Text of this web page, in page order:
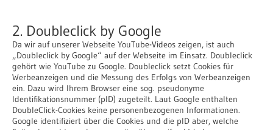
2. Doubleclick by Google
Da wir auf unserer Webseite YouTube-Videos zeigen, ist auch
„Doubleclick by Google“ auf der Webseite im Einsatz. Doubleclick
gehört wie YouTube zu Google. Doubleclick setzt Cookies für
Werbeanzeigen und die Messung des Erfolgs von Werbeanzeigen
ein. Dazu wird Ihrem Browser eine sog. pseudonyme
Identifikationsnummer (pID) zugeteilt. Laut Google enthalten
DoubleClick-Cookies keine personenbezogenen Informationen.
Google identifiziert über die Cookies und die pID aber, welche